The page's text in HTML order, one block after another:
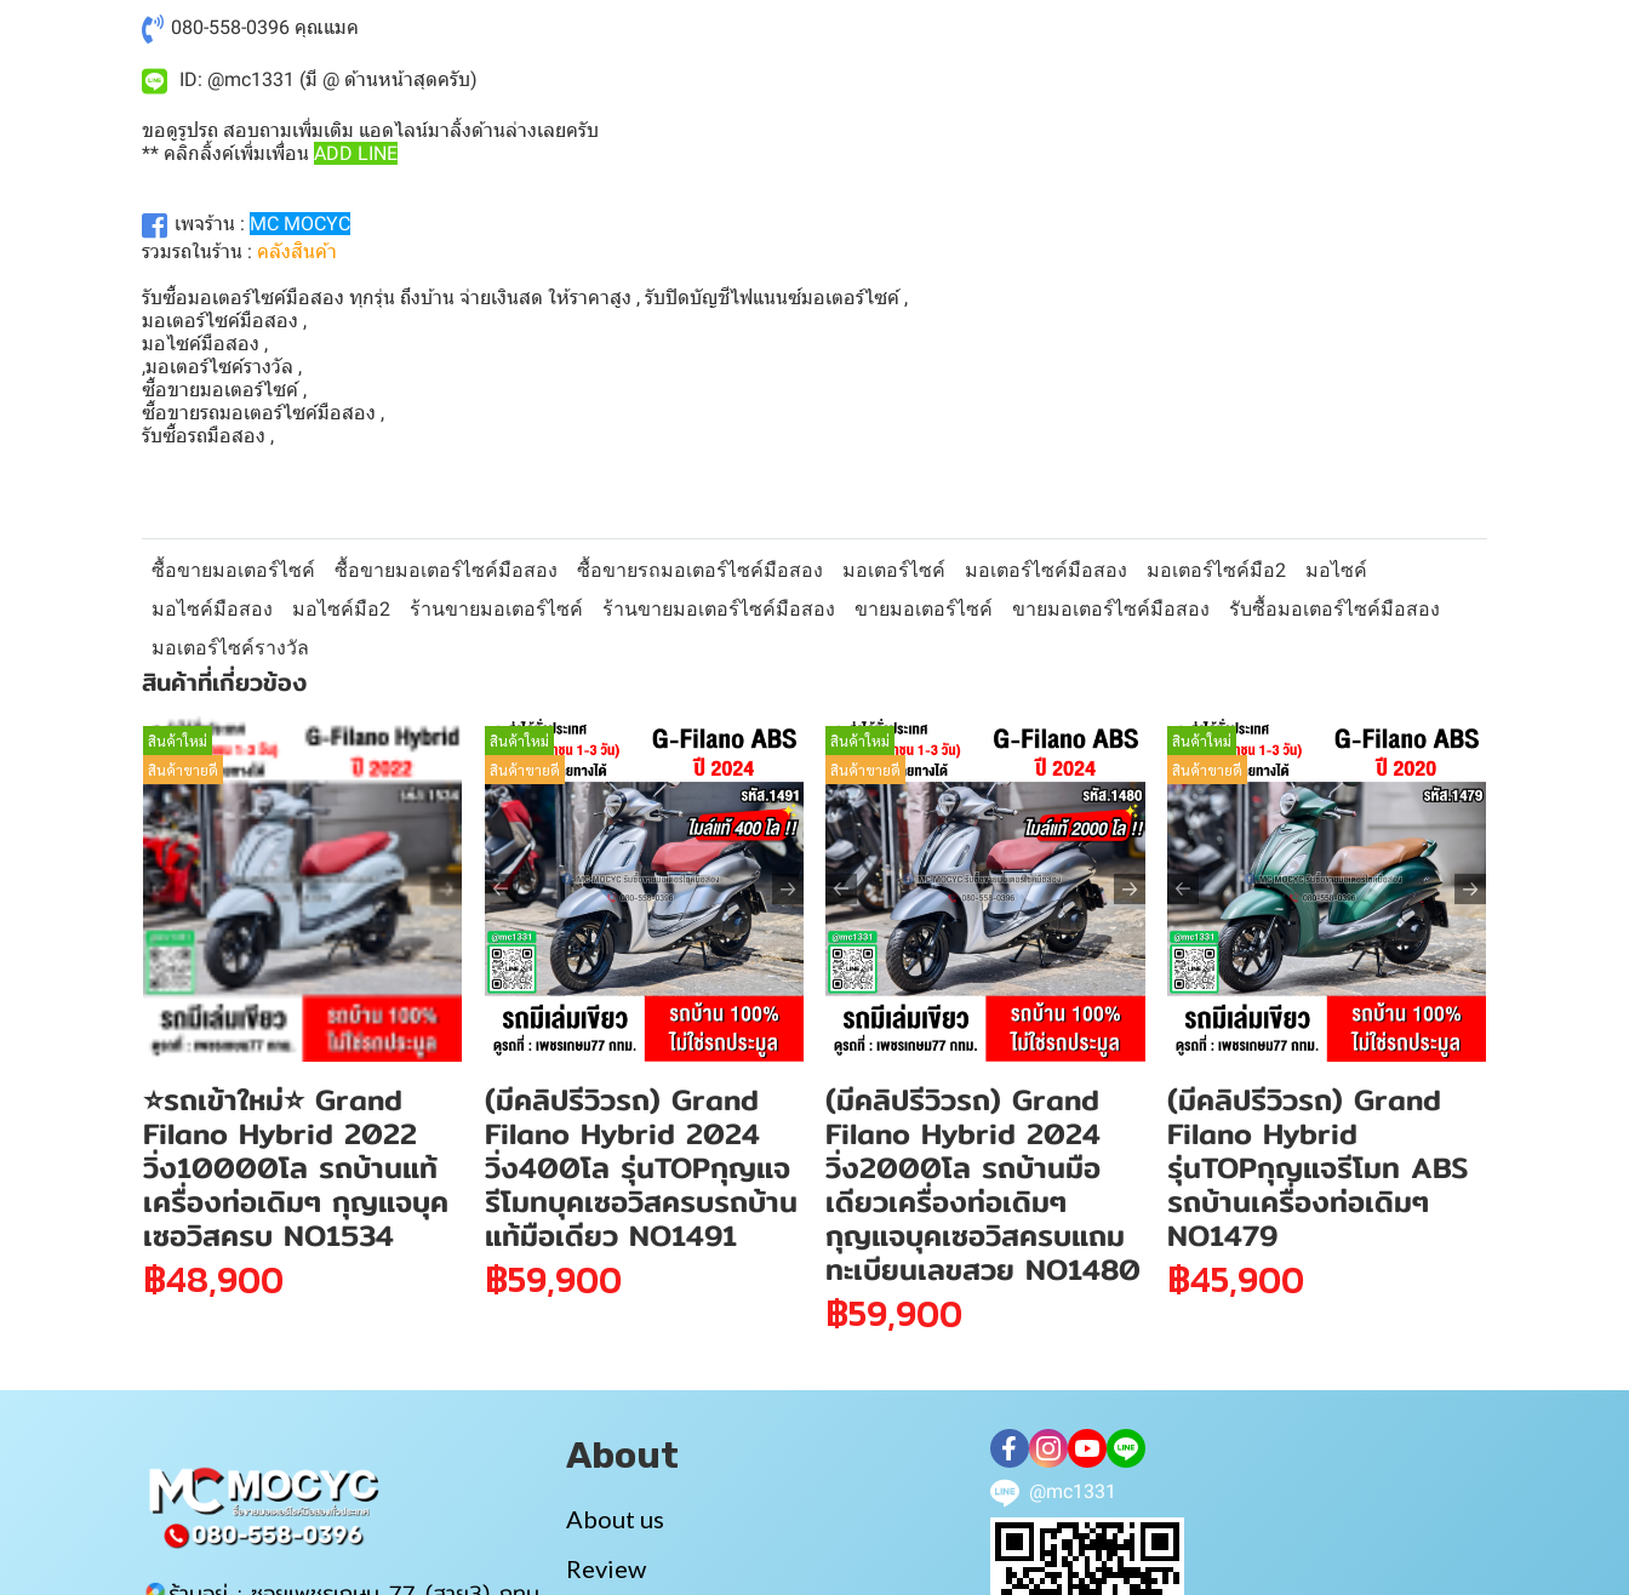
080-558-0396 คุณแมค
ID: @mc1331 (มี @ ด้านหน้าสุดครับ)
ขอดูรูปรถ สอบถามเพิ่มเติม แอดไลน์มาลิ้งด้านล่างเลยครับ
** คลิกลิ้งค์เพิ่มเพื่อน ADD LINE
เพจร้าน : MC MOCYC
รวมรถในร้าน : คลังสินค้า
รับซื้อมอเตอร์ไซค์มือสอง ทุกรุ่น ถึงบ้าน จ่ายเงินสด ให้ราคาสูง , รับปิดบัญชีไฟแนนซ์มอเตอร์ไซค์ ,
มอเตอร์ไซค์มือสอง ,
มอไซค์มือสอง ,
,มอเตอร์ไซค์รางวัล ,
ซื้อขายมอเตอร์ไซค์ ,
ซื้อขายรถมอเตอร์ไซค์มือสอง ,
รับซื้อรถมือสอง ,
ซื้อขายมอเตอร์ไซค์ ซื้อขายมอเตอร์ไซค์มือสอง ซื้อขายรถมอเตอร์ไซค์มือสอง มอเตอร์ไซค์ มอเตอร์ไซค์มือสอง มอเตอร์ไซค์มือ2
มอไซค์
มอไซค์มือสอง
มอไซค์มือ2 ร้านขายมอเตอร์ไซค์ ร้านขายมอเตอร์ไซค์มือสอง ขายมอเตอร์ไซค์ ขายมอเตอร์ไซค์มือสอง
รับซื้อมอเตอร์ไซค์มือสอง
มอเตอร์ไซค์รางวัล
สินค้าที่เกี่ยวข้อง
สินค้าใหม่
สินค้าขายดี
⭐รถเข้าใหม่⭐ Grand
Filano Hybrid 2022
วิ่ง10000โล รถบ้านแท้
เครื่องท่อเดิมๆ กุญแจบุค
เซอวิสครบ NO1534
฿48,900
สินค้าใหม่
สินค้าขายดี
(มีคลิปรีวิวรถ) Grand
Filano Hybrid 2024
วิ่ง400โล รุ่นTOPกุญแจ
รีโมทบุคเซอวิสครบรถบ้าน
แท้มือเดียว NO1491
฿59,900
สินค้าใหม่
สินค้าขายดี
(มีคลิปรีวิวรถ) Grand
Filano Hybrid 2024
วิ่ง2000โล รถบ้านมือ
เดียวเครื่องท่อเดิมๆ
กุญแจบุคเซอวิสครบแถม
ทะเบียนเลขสวย NO1480
฿59,900
สินค้าใหม่
สินค้าขายดี
(มีคลิปรีวิวรถ) Grand
Filano Hybrid
รุ่นTOPกุญแจรีโมท ABS
รถบ้านเครื่องท่อเดิมๆ
NO1479
฿45,900
About
About us
Review
@mc1331